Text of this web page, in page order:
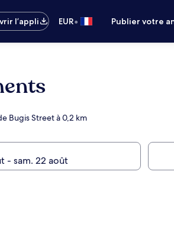
l’appli
EUR• Publier votre
Bugis Street à 0,2 km